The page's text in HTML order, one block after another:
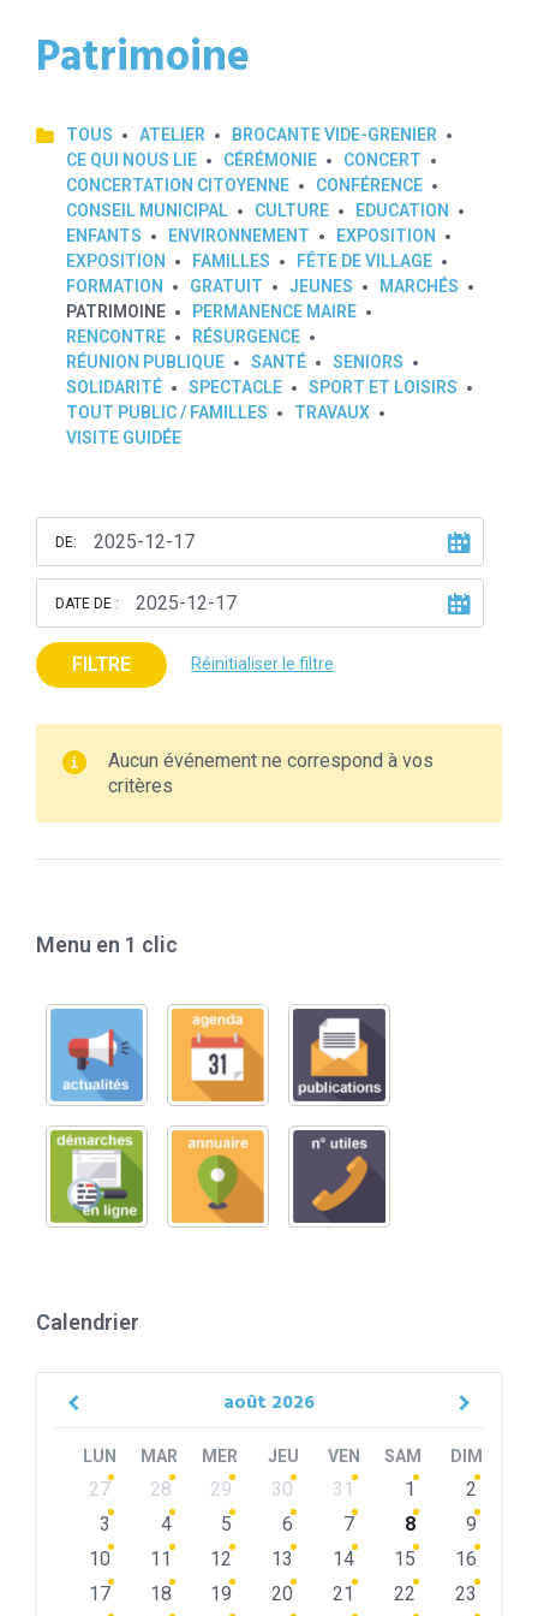
Patrimoine
TOUS ATELIER
BROCANTE VIDE-GRENIER
CE QUI NOUS LIE
CÉRÉMONIE
CONCERT
CONCERTATION CITOYENNE
CONFÉRENCE
CONSEIL MUNICIPAL
CULTURE
EDUCATION
ENFANTS
ENVIRONNEMENT
EXPOSITION
EXPOSITION
FAMILLES
FÊTE DE VILLAGE
FORMATION
GRATUIT JEUNES
MARCHÉS
PATRIMOINE
PERMANENCE MAIRE
RENCONTRE
RÉSURGENCE
RÉUNION PUBLIQUE
SANTÉ
SENIORS
SOLIDARITÉ
SPECTACLE
SPORT ET LOISIRS
TOUT PUBLIC / FAMILLES
TRAVAUX
VISITE GUIDÉE
DE:
DATE DE :
FILTRE Réinitialiser le filtre
Aucun événement ne correspond à vos
critères
Menu en 1 clic
Calendrier
août 2026
Previous
LUN MAR MER JEU VEN SAM DIM
Skip
calendar
27 28 29 30 31 1
2
3
4 5 6 7 8
9
10
11 12 13 14 15
16
17
18 19 20 21 22
23